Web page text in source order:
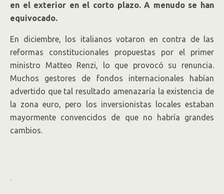
en el exterior en el corto plazo. A menudo se han
equivocado.
En diciembre, los italianos votaron en contra de las
reformas constitucionales propuestas por el primer
ministro Matteo Renzi, lo que provocó su renuncia.
Muchos gestores de fondos internacionales habían
advertido que tal resultado amenazaría la existencia de
la zona euro, pero los inversionistas locales estaban
mayormente convencidos de que no habría grandes
cambios.
.